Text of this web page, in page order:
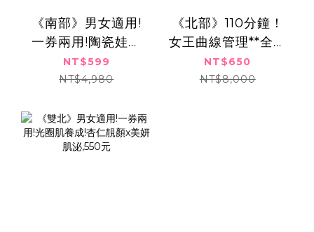
《南部》男女適用!
一券兩用!陶瓷娃娃
肌!水飛梭淨膚x超導
肌泌,599元
NT$599
NT$4,980
《北部》110分鐘！
女王曲線管理**全方
位零脂感體雕五部
曲,650元
NT$650
NT$8,000